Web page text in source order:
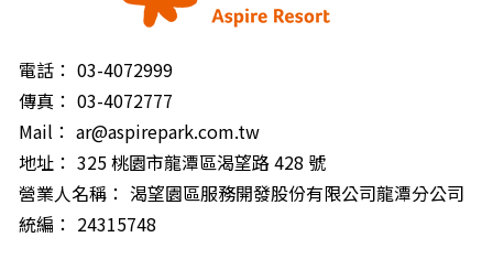
電話： 03-4072999
傳真： 03-4072777
Mail： ar@aspirepark.com.tw
地址： 325 桃園市龍潭區渴望路 428 號
營業人名稱： 渴望園區服務開發股份有限公司龍潭分公司
統編： 24315748